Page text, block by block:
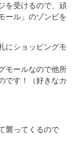
を受けるので、頑
ール」のゾンビを
にショッピングモ
モールなので他所
です！（好きなカ
襲ってくるので